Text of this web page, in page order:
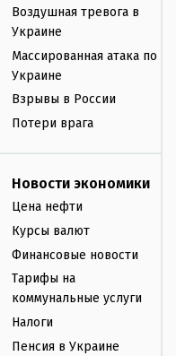
Воздушная тревога в
Украине
Массированная атака по
Украине
Взрывы в России
Потери врага
Новости экономики
Цена нефти
Курсы валют
Финансовые новости
Тарифы на
коммунальные услуги
Налоги
Пенсия в Украине